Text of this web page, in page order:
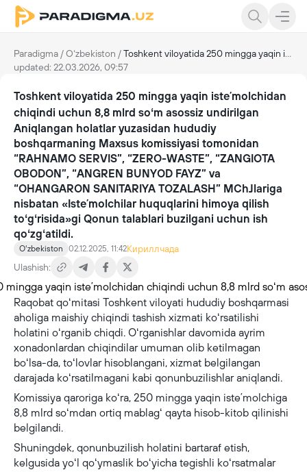
Paradigma /Oʻzbekiston /Toshkent viloyatida 250 mingga yaqin isteʼmolchidan chiqindi uchun 8,8 mlrd soʻm asossiz undirilgan
updated: 22.03.2026, 09:57
Toshkent viloyatida 250 mingga yaqin isteʼmolchidan
chiqindi uchun 8,8 mlrd soʻm asossiz undirilgan
Aniqlangan holatlar yuzasidan hududiy
boshqarmaning Maxsus komissiyasi tomonidan
“RAHNAMO SERVIS”, “ZERO-WASTE”, “ZANGIOTA
OBODON”, “ANGREN BUNYOD FAYZ” va
“OHANGARON SANITARIYA TOZALASH” MChJlariga
nisbatan «Isteʼmolchilar huquqlarini himoya qilish
toʻgʻrisida»gi Qonun talablari buzilgani uchun ish
qoʻzgʻatildi.
Oʻzbekiston 02.12.2025, 11:42Кириллчада
Ulashish:
Raqobat qoʻmitasi Toshkent viloyati hududiy boshqarmasi
aholiga maishiy chiqindi tashish xizmati koʻrsatilishi
holatini oʻrganib chiqdi. Oʻrganishlar davomida ayrim
xonadonlardan chiqindilar umuman olib ketilmagan
boʻlsa-da, toʻlovlar hisoblangani, xizmat belgilangan
darajada koʻrsatilmagani kabi qonunbuzilishlar aniqlandi.
Komissiya qaroriga koʻra, 250 mingga yaqin isteʼmolchiga
8,8 mlrd soʻmdan ortiq mablagʻ qayta hisob-kitob qilinishi
belgilandi.
Shuningdek, qonunbuzilish holatini bartaraf etish,
kelgusida yoʻl qoʻymaslik boʻyicha tegishli koʻrsatmalar